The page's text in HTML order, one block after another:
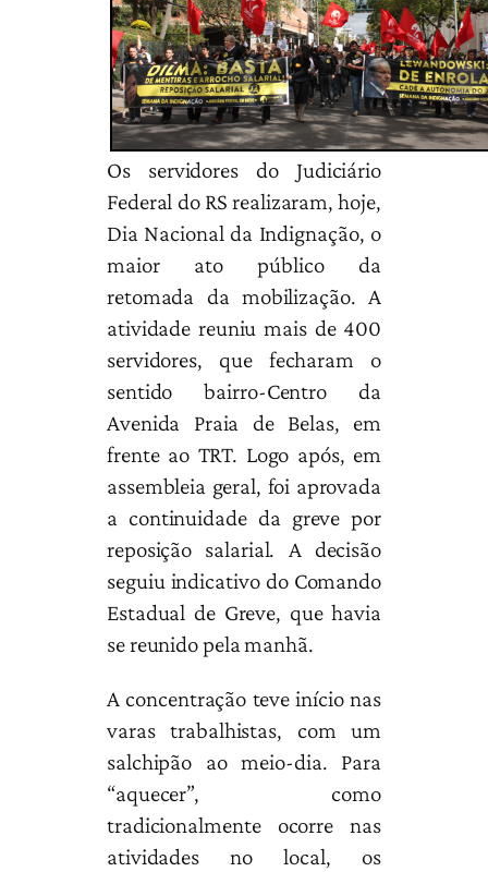
Os servidores do Judiciário
Federal do RS realizaram, hoje,
Dia Nacional da Indignação, o
maior ato público da
retomada da mobilização. A
atividade reuniu mais de 400
servidores, que fecharam o
sentido bairro-Centro da
Avenida Praia de Belas, em
frente ao TRT. Logo após, em
assembleia geral, foi aprovada
a continuidade da greve por
reposição salarial. A decisão
seguiu indicativo do Comando
Estadual de Greve, que havia
se reunido pela manhã.
A concentração teve início nas
varas trabalhistas, com um
salchipão ao meio-dia. Para
“aquecer”, como
tradicionalmente ocorre nas
atividades no local, os